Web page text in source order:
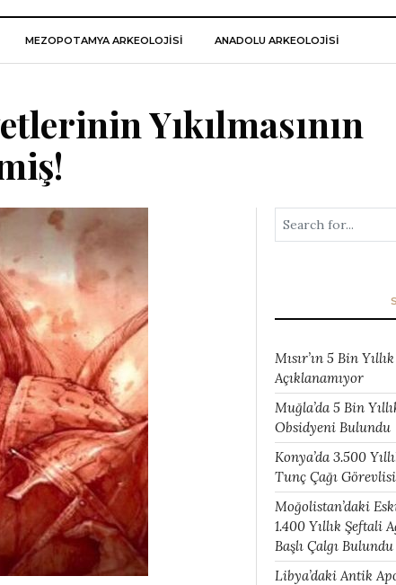
MEZOPOTAMYA ARKEOLOJISI ANADOLU ARKEOLOJİSİ
Yıkılmasının
Mısır’ın 5 Bin
Açıklanamıyor
Muğla’da 5 Bin
Obsidyeni Bulundu
Konya’da 3.500
Tunç Çağı
Moğolistan’daki
1.400 Yıllık Şeftali
Başlı Çalgı Bulundu
Libya’daki Antik